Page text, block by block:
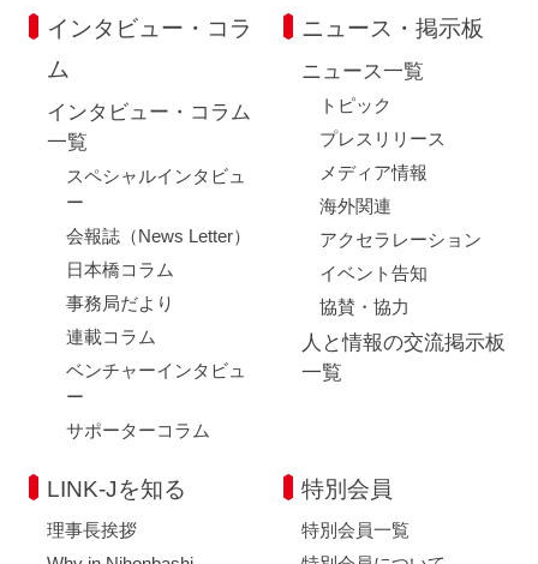
インタビュー・コラ
ム
インタビュー・コラム
一覧
スペシャルインタビュ
ー
会報誌（News Letter）
日本橋コラム
事務局だより
連載コラム
ベンチャーインタビュ
ー
サポーターコラム
ニュース・掲示板
ニュース一覧
トピック
プレスリリース
メディア情報
海外関連
アクセラレーション
イベント告知
協賛・協力
人と情報の交流掲示板
一覧
LINK-Jを知る
理事長挨拶
特別会員
特別会員一覧